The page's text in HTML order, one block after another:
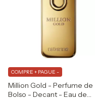
Million Gold - Perfume de
Bolso - Decant - Eau de
COMPRE + PAGUE -